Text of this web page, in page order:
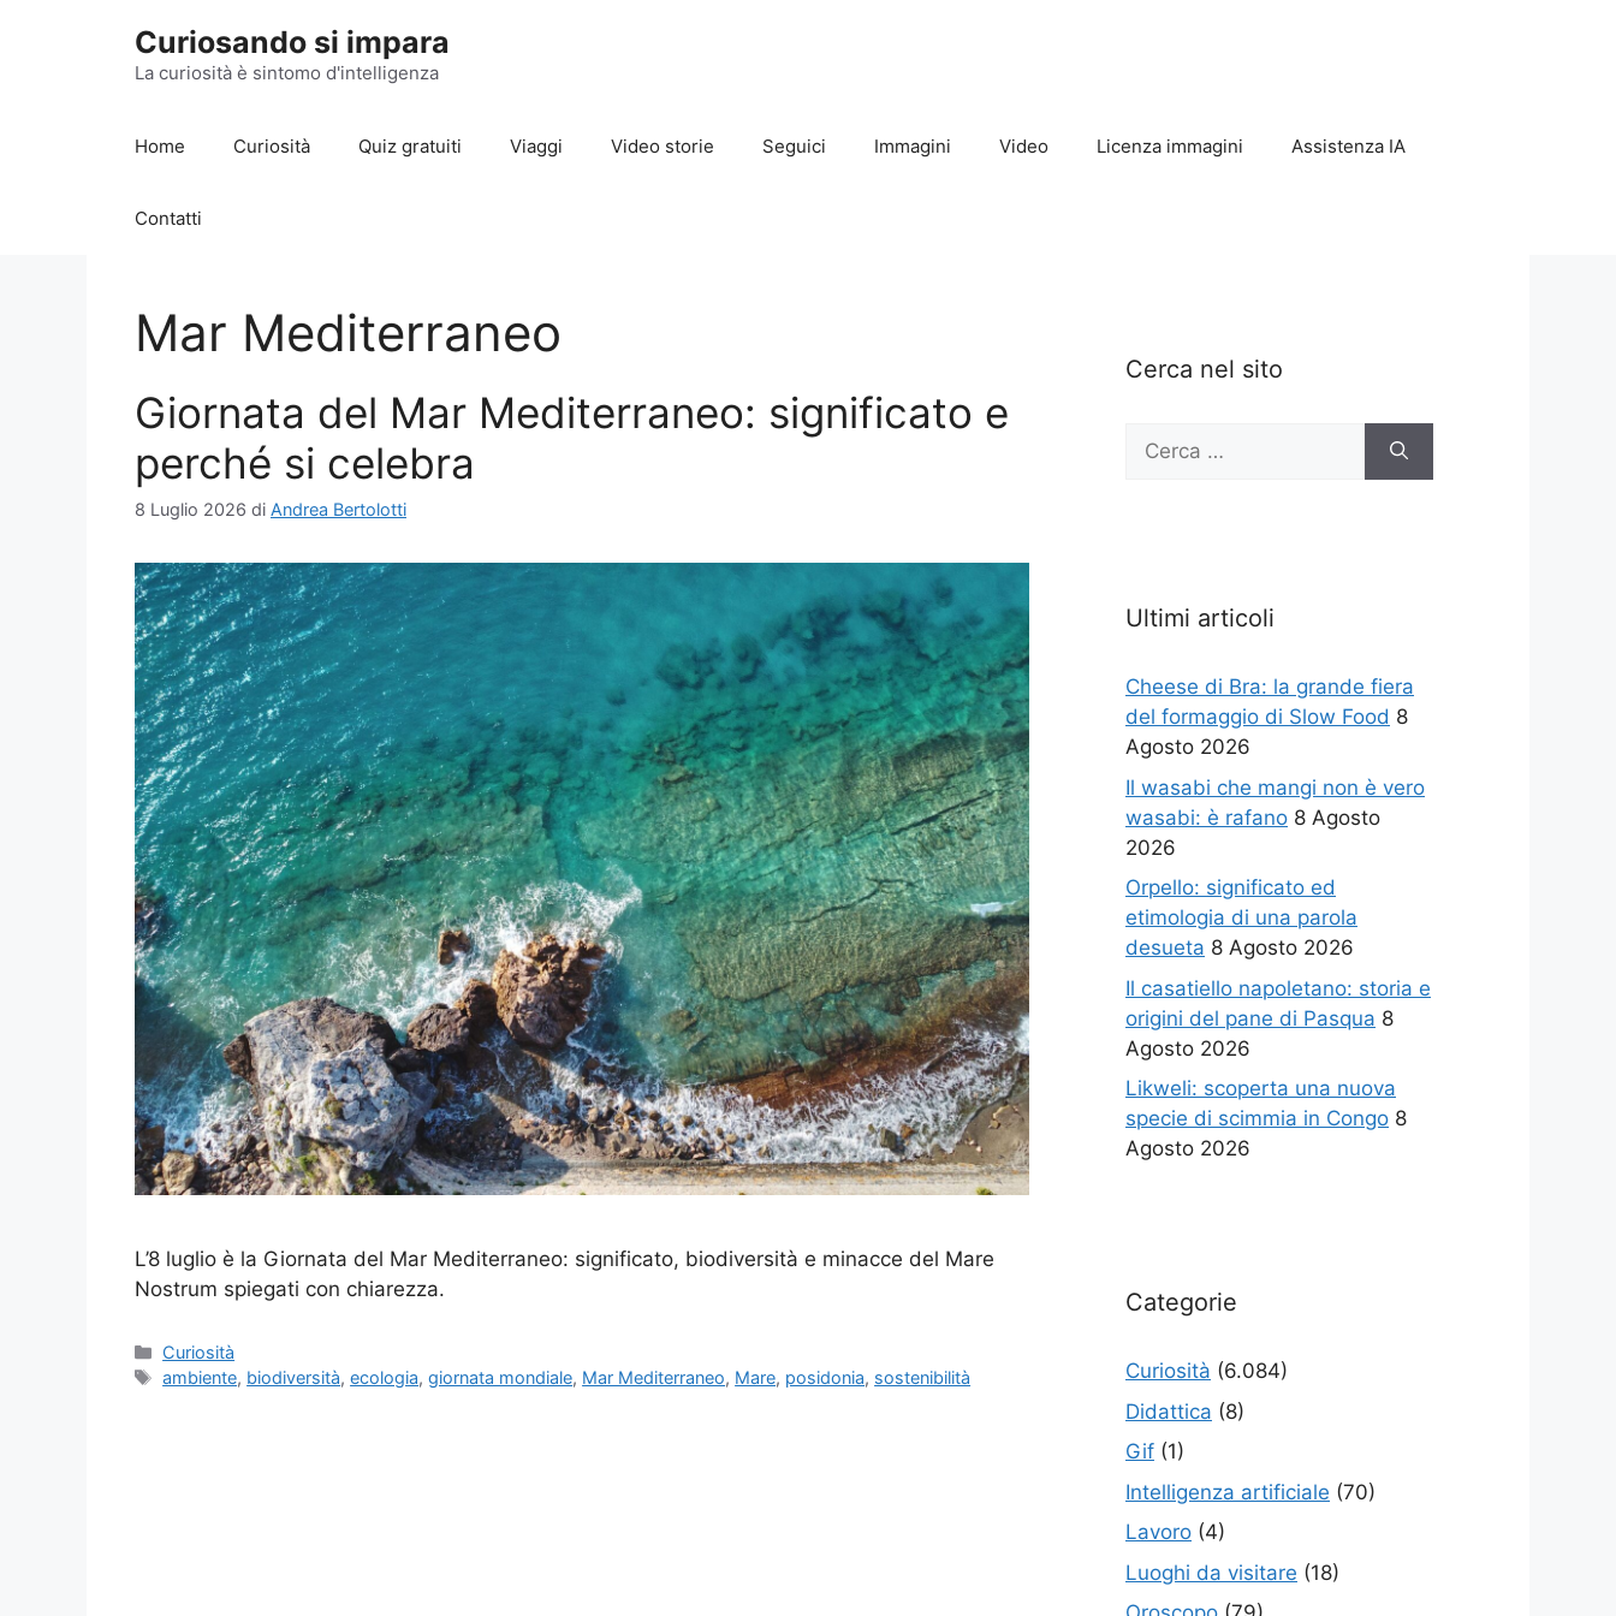
Curiosando si impara
La curiosità è sintomo d'intelligenza
Home Curiosità Quiz gratuiti Viaggi Video storie Seguici Immagini Video Licenza immagini Assistenza IA
Contatti
Mar Mediterraneo
Giornata del Mar Mediterraneo: significato e
perché si celebra
8 Luglio 2026 di Andrea Bertolotti
L’8 luglio è la Giornata del Mar Mediterraneo: significato, biodiversità e minacce del Mare
Nostrum spiegati con chiarezza.
Categorie
Curiosità
Tag
ambiente, biodiversità,ecologia,giornata mondiale, Mar Mediterraneo, Mare, posidonia, sostenibilità
Cerca nel sito
Ricerca
Ultimi articoli
Cheese di Bra: la grande fiera
del formaggio di Slow Food 8
Agosto 2026
Il wasabi che mangi non è vero
wasabi: è rafano 8 Agosto
2026
Orpello: significato ed
etimologia di una parola
desueta 8 Agosto 2026
Il casatiello napoletano: storia e
origini del pane di Pasqua 8
Agosto 2026
Likweli: scoperta una nuova
specie di scimmia in Congo 8
Agosto 2026
Categorie
Curiosità (6.084)
Didattica (8)
Gif (1)
Intelligenza artificiale (70)
Lavoro (4)
Luoghi da visitare (18)